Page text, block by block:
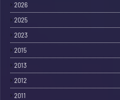
2026
2025
2023
2015
2013
2012
2011